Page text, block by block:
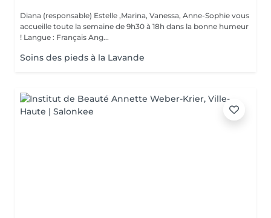
Diana (responsable) Estelle ,Marina, Vanessa, Anne-Sophie vous
accueille toute la semaine de 9h30 à 18h dans la bonne humeur
! Langue : Français Ang...
Soins des pieds à la Lavande